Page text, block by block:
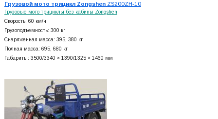
Грузовой мото трицикл ZongshenZS200ZH-10
Грузовые мото трициклы без кабины Zongshen
Скорость: 60 км/ч
Грузоподъемность: 300 кг
Снаряженная масса: 395, 380 кг
Полная масса: 695, 680 кг
Габариты: 3500/3340 × 1390/1325 × 1460 мм